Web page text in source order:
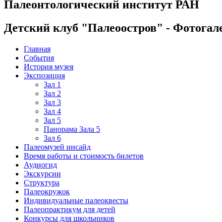
Палеонтологический институт РАН
Детский клуб "Палеоостров" -
Главная
События
История музея
Экспозиция
Зал 1
Зал 2
Зал 3
Зал 4
Зал 5
Панорама Зала 5
Зал 6
Палеомузей инсайд
Время работы и стоимость билетов
Аудиогид
Экскурсии
Структура
Палеокружок
Индивидуальные палеоквесты
Палеопрактикум для детей
Конкурсы для школьников